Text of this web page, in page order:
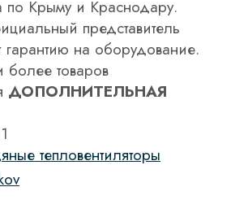
по Крыму и Краснодару.
представитель
на оборудование.
более товаров
ДОПОЛНИТЕЛЬНАЯ
тепловентиляторы